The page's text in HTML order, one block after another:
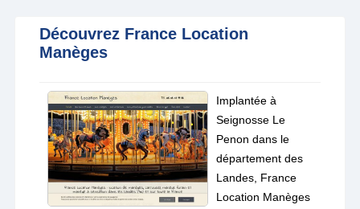
Découvrez France Location
Manèges
Implantée à
Seignosse Le
Penon dans le
département des
Landes, France
Location Manèges